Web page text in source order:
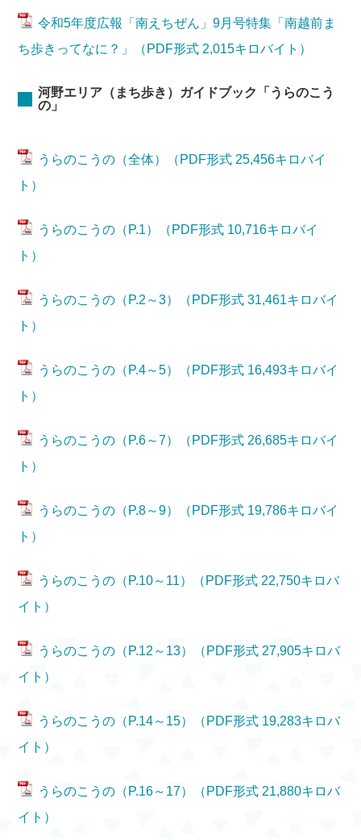
令和5年度広報「南えちぜん」9月号特集「南越前ま
ち歩きってなに？」（PDF形式 2,015キロバイト）
河野エリア（まち歩き）ガイドブック「うらのこう
の」
うらのこうの（全体）（PDF形式 25,456キロバイ
ト）
うらのこうの（P.1）（PDF形式 10,716キロバイ
ト）
うらのこうの（P.2～3）（PDF形式 31,461キロバイ
ト）
うらのこうの（P.4～5）（PDF形式 16,493キロバイ
ト）
うらのこうの（P.6～7）（PDF形式 26,685キロバイ
ト）
うらのこうの（P.8～9）（PDF形式 19,786キロバイ
ト）
うらのこうの（P.10～11）（PDF形式 22,750キロバ
イト）
うらのこうの（P.12～13）（PDF形式 27,905キロバ
イト）
うらのこうの（P.14～15）（PDF形式 19,283キロバ
イト）
うらのこうの（P.16～17）（PDF形式 21,880キロバ
イト）